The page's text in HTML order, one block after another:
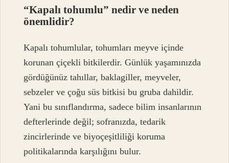
“Kapalı tohumlu” nedir ve neden
önemlidir?
Kapalı tohumlular, tohumları meyve içinde
korunan çiçekli bitkilerdir. Günlük yaşamınızda
gördüğünüz tahıllar, baklagiller, meyveler,
sebzeler ve çoğu süs bitkisi bu gruba dahildir.
Yani bu sınıflandırma, sadece bilim insanlarının
defterlerinde değil; sofranızda, tedarik
zincirlerinde ve biyoçeşitliliği koruma
politikalarında karşılığını bulur.